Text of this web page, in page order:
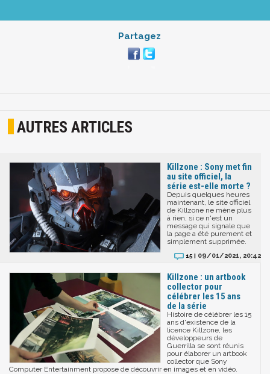
Partagez
AUTRES ARTICLES
Killzone : Sony met fin
au site officiel, la
série est-elle morte ?
Depuis quelques heures
maintenant, le site officiel
de Killzone ne mène plus
à rien, si ce n'est un
message qui signale que
la page a été purement et
simplement supprimée.
15 | 09/01/2021, 20:42
Killzone : un artbook
collector pour
célébrer les 15 ans
de la série
Histoire de célébrer les 15
ans d'existence de la
licence Killzone, les
développeurs de
Guerrilla se sont réunis
pour élaborer un artbook
collector que Sony
Computer Entertainment propose de découvrir en images et en vidéo.